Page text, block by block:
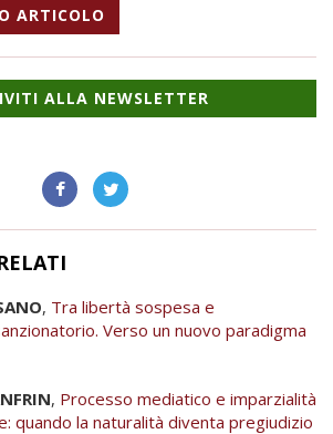
ARTICOLO
ALLA NEWSLETTER
, Tra libertà sospesa e
Verso un nuovo paradigma
, Processo mediatico e imparzialità
quando la naturalità diventa pregiudizio